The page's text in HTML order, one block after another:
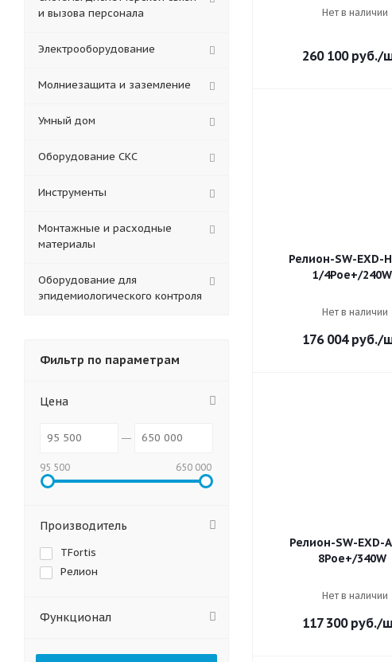
Нет в наличии
260 100руб./
Релион-SW-EXD-
1/4Poe+/240W
Нет в наличии
176 004руб./
Релион-SW-EXD-
8Poe+/340W
Нет в наличии
117 300руб./
и вызова персонала
Электрооборудование
Молниезащита и заземление
Умный дом
Оборудование СКС
Инструменты
Монтажные и расходные
материалы
Оборудование для
эпидемиологического контроля
Фильтр по параметрам
Цена
95 500 650 000
Производитель
TFortis
Релион
Функционал